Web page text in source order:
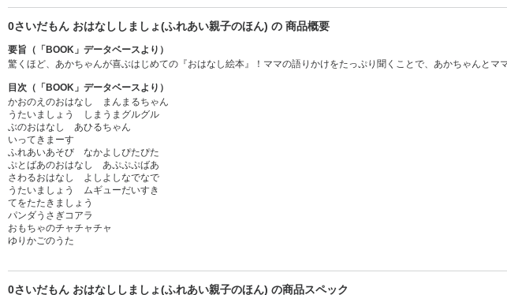
0さいだもん おはなししましょ(ふれあい親子のほん) の 商品概要
要旨（「BOOK」データベースより）
驚くほど、あかちゃんが喜ぶはじめての『おはなし絵本』！ママの語りかけをたっぷり聞くことで、あかちゃんとマ
目次（「BOOK」データベースより）
かおのえのおはなし まんまるちゃん
うたいましょう しまうまグルグル
ぶのおはなし あひるちゃん
いってきまーす
ふれあいあそび なかよしぴたぴた
ぷとばあのおはなし あぷぷぷばあ
さわるおはなし よしよしなでなで
うたいましょう ムギューだいすき
てをたたきましょう
パンダうさぎコアラ
おもちゃのチャチャチャ
ゆりかごのうた
0さいだもん おはなししましょ(ふれあい親子のほん) の商品スペック